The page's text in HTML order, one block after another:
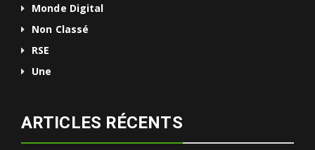
Monde Digital
Non Classé
RSE
Une
ARTICLES RÉCENTS